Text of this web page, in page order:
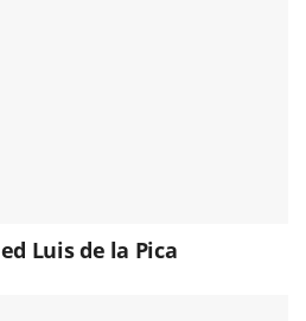
Luis de la Pica